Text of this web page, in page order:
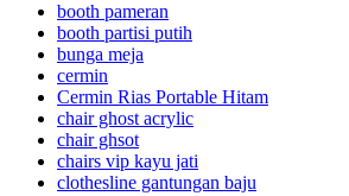
booth pameran
booth partisi putih
bunga meja
cermin
Cermin Rias Portable Hitam
chair ghost acrylic
chair ghsot
chairs vip kayu jati
clothesline gantungan baju